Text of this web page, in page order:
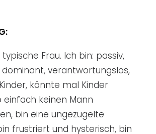
typische Frau. Ich bin: passiv,
verantwortungslos,
könnte mal Kinder
einfach keinen Mann
bin eine ungezügelte
frustriert und hysterisch, bin